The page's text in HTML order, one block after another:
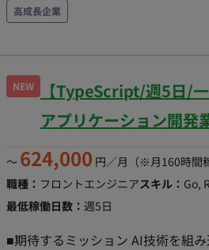
トなど運営：複数名 ■利用技術・
はあると尚良い ■働き方につい
高成長企業
NEW
【TypeScript/週5日/
アプリケーション開発
〜 624,000 円／月 （※月160時間
職種： フロントエンジニアスキル： Go,
最低稼働日数： 週5日
■期待するミッション AI技術を組